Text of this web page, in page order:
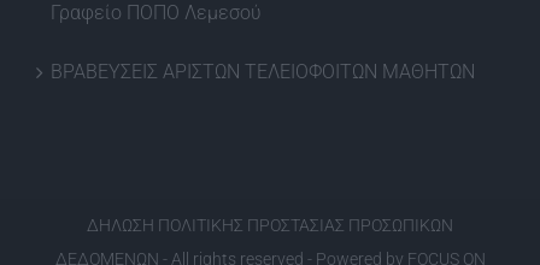
Γραφείο ΠΟΠΟ Λεμεσού
ΒΡΑΒΕΥΣΕΙΣ ΑΡΙΣΤΩΝ ΤΕΛΕΙΟΦΟΙΤΩΝ ΜΑΘΗΤΩΝ
ΔΗΛΩΣΗ ΠΟΛΙΤΙΚΗΣ ΠΡΟΣΤΑΣΙΑΣ ΠΡΟΣΩΠΙΚΩΝ
ΔΕΔΟΜΕΝΩΝ - All rights reserved - Powered by FOCUS ON